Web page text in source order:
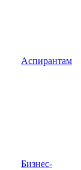
Аспирантам
Бизнес-